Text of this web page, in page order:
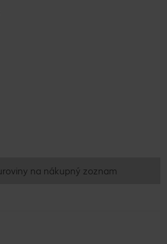
na nákupný zoznam